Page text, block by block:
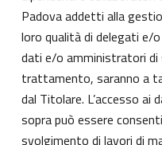
Padova addetti alla
loro qualità di delegati e/
dati e/o amministratori di
trattamento, saranno a
dal Titolare. L’accesso ai
sopra può essere
svolgimento di lavori di